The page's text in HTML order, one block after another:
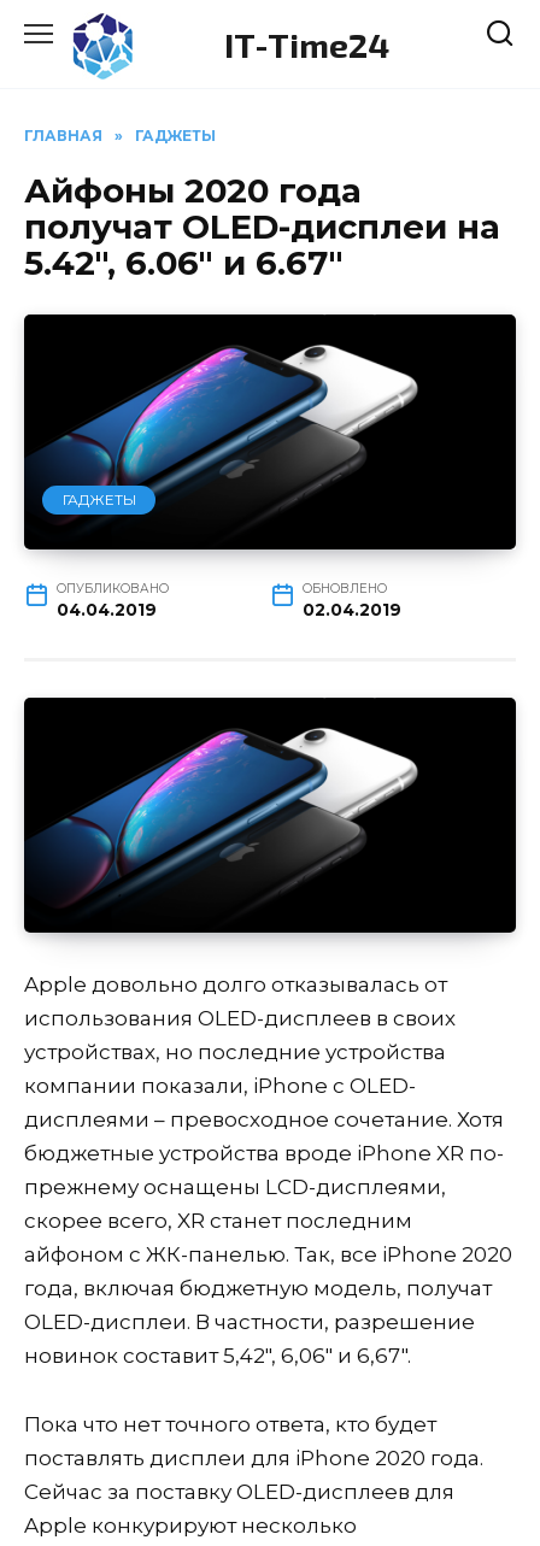
Перейти
содержанию
IT-Time24
ГЛАВНАЯ » ГАДЖЕТЫ
Айфоны 2020 года
получат OLED-дисплеи на
5.42″, 6.06″ и 6.67″
ГАДЖЕТЫ
ОПУБЛИКОВАНО
04.04.2019
ОБНОВЛЕНО
02.04.2019
Apple довольно долго отказывалась от
использования OLED-дисплеев в своих
устройствах, но последние устройства
компании показали, iPhone с OLED-
дисплеями – превосходное сочетание. Хотя
бюджетные устройства вроде iPhone XR по-
прежнему оснащены LCD-дисплеями,
скорее всего, XR станет последним
айфоном с ЖК-панелью. Так, все iPhone 2020
года, включая бюджетную модель, получат
OLED-дисплеи. В частности, разрешение
новинок составит 5,42″, 6,06″ и 6,67″.
Пока что нет точного ответа, кто будет
поставлять дисплеи для iPhone 2020 года.
Сейчас за поставку OLED-дисплеев для
Apple конкурируют несколько